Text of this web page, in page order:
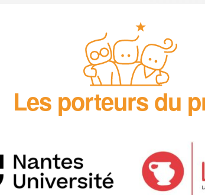
Les porteurs du